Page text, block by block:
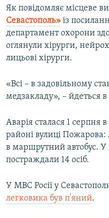
Як повідомляє місцеве
Севастополь» із
департамент охорони
оглянули хірурги,
лицьові хірурги.
«Всі – в задовільному
медзакладу», – йдеться
Аварія сталася 1 серпня
районі вулиці Пожарова:
в маршрутний автобус. У
постраждали 14 осіб.
У МВС Росії у
легковика був п'яний.